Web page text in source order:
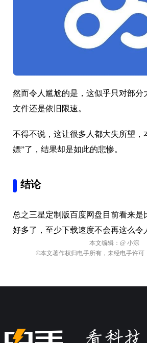
然而令人尴尬的是，这似乎只对部分
文件还是依旧限速。
不得不说，这让很多人都大失所望，
嫖”了，结果却是如此的悲惨。
结论
总之三星定制版百度网盘目前看来是
好多了，至少下载速度不会再这么令
本文编辑： @ 小淙
©本文著作权归电手所有，未经电手许可